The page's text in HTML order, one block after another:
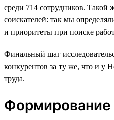
среди 714 сотрудников. Такой
соискателей: так мы
и приоритеты при поиске
Финальный шаг
конкурентов за ту же, что и у
труда.
Формирование